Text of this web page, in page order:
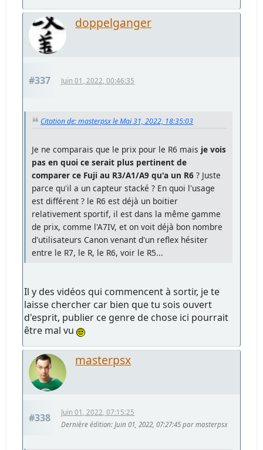
doppelganger
#337 Juin 01, 2022, 00:46:35
Citation de: masterpsx le Mai 31, 2022, 18:35:03
Je ne comparais que le prix pour le R6 mais je vois
pas en quoi ce serait plus pertinent de
comparer ce Fuji au R3/A1/A9 qu'a un R6 ? Juste
parce qu'il a un capteur stacké ? En quoi l'usage
est différent ? le R6 est déjà un boitier
relativement sportif, il est dans la même gamme
de prix, comme l'A7IV, et on voit déjà bon nombre
d'utilisateurs Canon venant d'un reflex hésiter
entre le R7, le R, le R6, voir le R5...
Il y des vidéos qui commencent à sortir, je te
laisse chercher car bien que tu sois ouvert
d'esprit, publier ce genre de chose ici pourrait
être mal vu
masterpsx
#338
Juin 01, 2022, 07:15:25
Dernière édition: Juin 01, 2022, 07:27:45 par masterpsx